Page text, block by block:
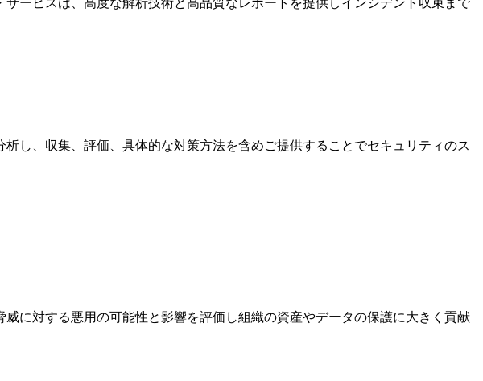
ービスは、高度な解析技術と高品質なレポートを提供しインシデント収束まで
し、収集、評価、具体的な対策方法を含めご提供することでセキュリティのス
に対する悪用の可能性と影響を評価し組織の資産やデータの保護に大きく貢献